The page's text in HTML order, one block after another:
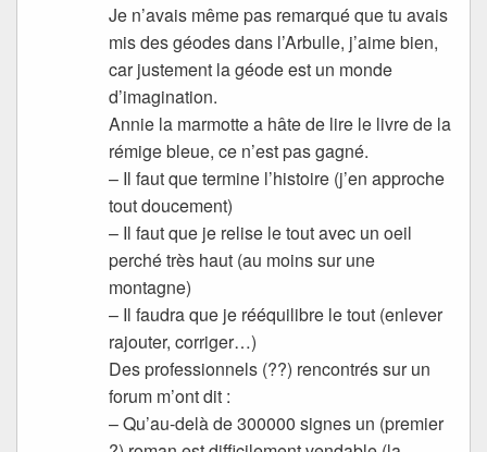
Je n’avais même pas remarqué que tu avais
mis des géodes dans l’Arbulle, j’aime bien,
car justement la géode est un monde
d’imagination.
Annie la marmotte a hâte de lire le livre de la
rémige bleue, ce n’est pas gagné.
– Il faut que termine l’histoire (j’en approche
tout doucement)
– Il faut que je relise le tout avec un oeil
perché très haut (au moins sur une
montagne)
– Il faudra que je rééquilibre le tout (enlever
rajouter, corriger…)
Des professionnels (??) rencontrés sur un
forum m’ont dit :
– Qu’au-delà de 300000 signes un (premier